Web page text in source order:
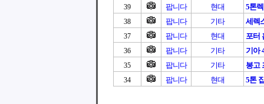
39 팝니다 현대 5톤
38 팝니다 기타 세렉
37 팝니다 현대 포터
36 팝니다 기타 기아
35 팝니다 기타 봉고
34 팝니다 현대 5톤